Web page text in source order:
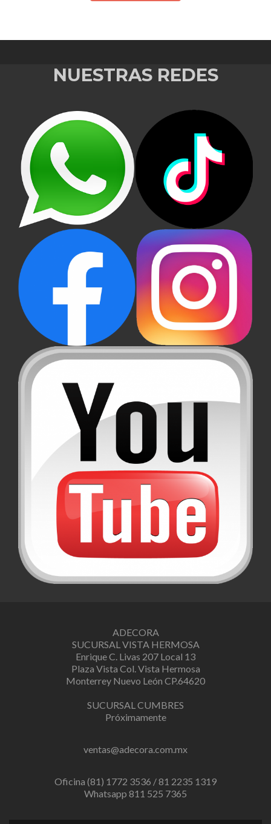
NUESTRAS REDES
ADECORA
SUCURSAL VISTA HERMOSA
Enrique C. Livas 207 Local 13
Plaza Vista Col. Vista Hermosa
Monterrey Nuevo León CP.64620
SUCURSAL CUMBRES
Próximamente
ventas@adecora.com.mx
Oficina (81) 1772 3536 / 81 2235 1319
Whatsapp 811 525 7365